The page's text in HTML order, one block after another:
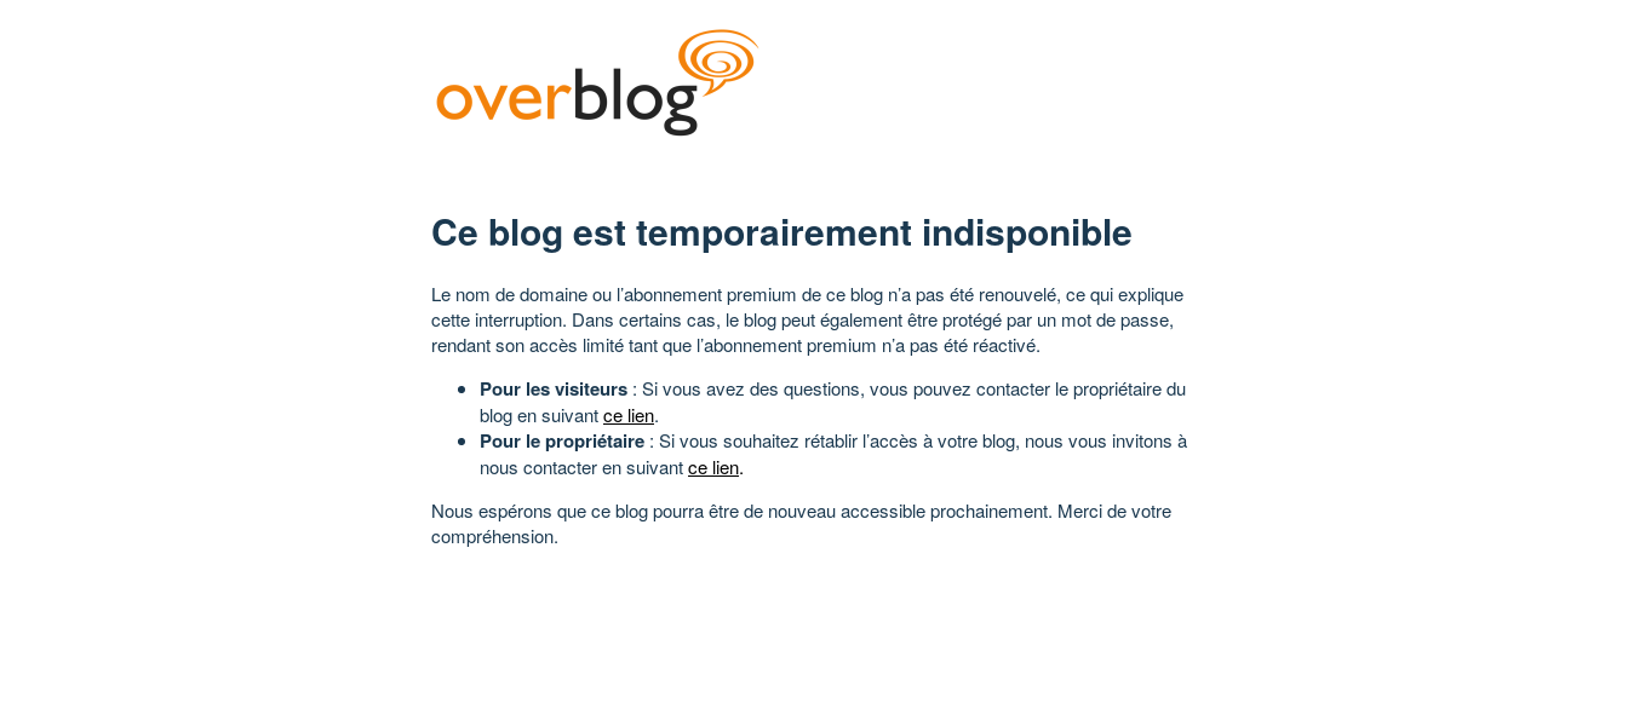
Ce blog est temporairement indisponible
Le nom de domaine ou l’abonnement premium de ce blog n’a pas été renouvelé, ce qui explique
cette interruption. Dans certains cas, le blog peut également être protégé par un mot de passe,
rendant son accès limité tant que l’abonnement premium n’a pas été réactivé.
Pour les visiteurs : Si vous avez des questions, vous pouvez contacter le propriétaire du
blog en suivantce lien.
Pour le propriétaire : Si vous souhaitez rétablir l’accès à votre blog, nous vous invitons à
nous contacter en suivantce lien.
Nous espérons que ce blog pourra être de nouveau accessible prochainement. Merci de votre
compréhension.